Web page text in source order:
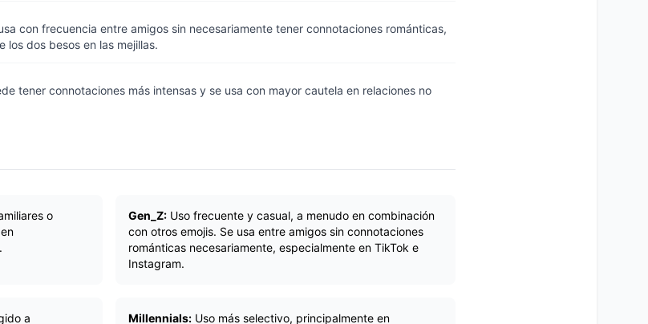
con frecuencia entre amigos sin necesariamente tener connotaciones románticas,
los dos besos en las mejillas.
tener connotaciones más intensas y se usa con mayor cautela en relaciones no
o
Gen_Z: Uso frecuente y casual, a menudo en combinación
con otros emojis. Se usa entre amigos sin connotaciones
románticas necesariamente, especialmente en TikTok e
Instagram.
a
Millennials: Uso más selectivo, principalmente en